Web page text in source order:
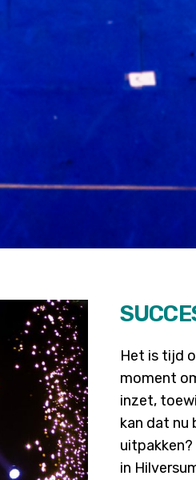
Het is tijd
moment
inzet,
kan dat nu
in